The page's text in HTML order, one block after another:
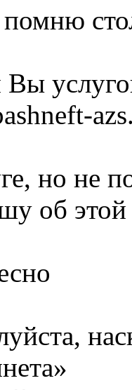
помню
Вы
но не
об этой